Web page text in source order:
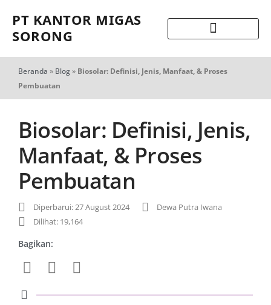
PT KANTOR MIGAS
SORONG
Beranda » Blog» Biosolar: Definisi, Jenis, Manfaat, & Proses
Pembuatan
Biosolar: Definisi, Jenis,
Manfaat, & Proses
Pembuatan
Diperbarui: 27 August 2024
Dewa Putra Iwana
Dilihat: 19,164
Bagikan: